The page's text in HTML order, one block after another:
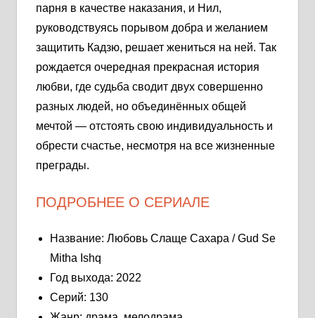
парня в качестве наказания, и Нил,
руководствуясь порывом добра и желанием
защитить Кадзю, решает жениться на ней. Так
рождается очередная прекрасная история
любви, где судьба сводит двух совершенно
разных людей, но объединённых общей
мечтой — отстоять свою индивидуальность и
обрести счастье, несмотря на все жизненные
преграды.
ПОДРОБНЕЕ О СЕРИАЛЕ
Название: Любовь Слаще Сахара / Gud Se
Mitha Ishq
Год выхода: 2022
Серий: 130